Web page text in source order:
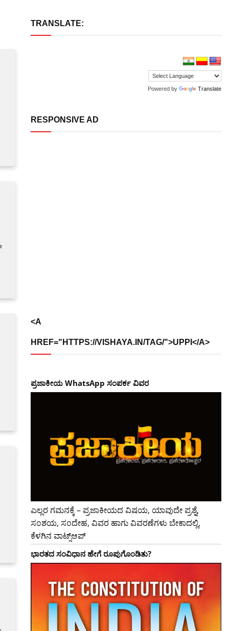
TRANSLATE:
Powered by Translate
RESPONSIVE AD
<A
HREF="HTTPS://VISHAYA.IN/TAG/">UPPI</A>
ಪ್ರಜಾಕೀಯ WhatsApp ಸಂಪರ್ಕ ವಿವರ
ಎಲ್ಲರ ಗಮನಕ್ಕೆ – ಪ್ರಜಾಕೀಯದ ವಿಷಯ, ಯಾವುದೇ ಪ್ರಶ್ನೆ,
ಸಂಶಯ, ಸಂದೇಹ, ವಿವರ ಹಾಗು ವಿವರಣೆಗಳು ಬೇಕಾದಲ್ಲಿ,
ಕೆಳಗಿನ ವಾಟ್ಸ್ಆಪ್
ಭಾರತದ ಸಂವಿಧಾನ ಹೇಗೆ ರೂಪುಗೊಂಡಿತು?